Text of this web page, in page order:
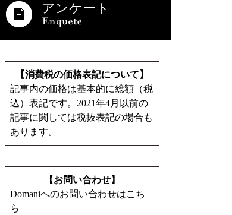
アンケート
【消費税の価格表記について】
記事内の価格は基本的に総額（税
込）表記です。2021年4月以前の
記事に関しては税抜表記の場合も
あります。
【お問い合わせ】
Domaniへのお問い合わせはこち
ら